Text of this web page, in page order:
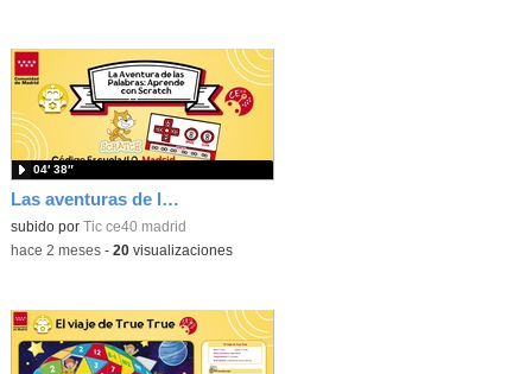
Las aventuras de la palabras. Aprende con Scratch
subido por Tic ce40 madrid
04′ 38″
-hace 2 meses- 20visualizaciones